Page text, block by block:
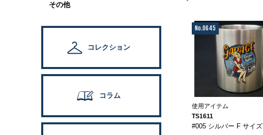
その他
コレクション
コラム
No.0645
使用アイテム
TS1611
#005 シルバー F サイズ